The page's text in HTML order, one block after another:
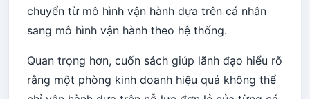
chuyển từ mô hình vận hành dựa trên cá nhân
sang mô hình vận hành theo hệ thống.
Quan trọng hơn, cuốn sách giúp lãnh đạo hiểu rõ
rằng một phòng kinh doanh hiệu quả không thể